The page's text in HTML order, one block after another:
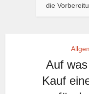
die
Auf
Kauf